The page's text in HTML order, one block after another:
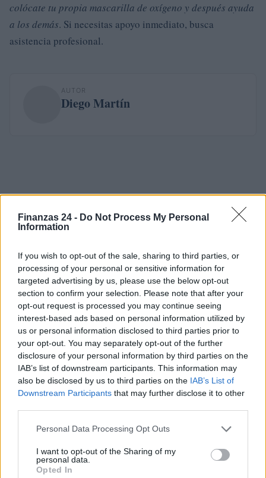
Finanzas 24 - Do Not Process My Personal
Information
If you wish to opt-out of the sale, sharing to third parties, or
processing of your personal or sensitive information for
targeted advertising by us, please use the below opt-out
section to confirm your selection. Please note that after your
opt-out request is processed you may continue seeing
interest-based ads based on personal information utilized by
us or personal information disclosed to third parties prior to
your opt-out. You may separately opt-out of the further
disclosure of your personal information by third parties on the
IAB’s list of downstream participants. This information may
also be disclosed by us to third parties on the IAB’s List of
Downstream Participants that may further disclose it to other
Please note that this website/app uses one or more Google
not limited to your visit or usage behaviour. You may click to
grant or deny consent to Google and its third-party tags to
use your data for below specified purposes in below Google
Personal Data Processing Opt Outs
I want to opt-out of the Sharing of my
personal data.
Opted In
colócate tu propia mascarilla de oxígeno y después ayuda
a los demás. Si necesitas apoyo inmediato, busca
asistencia profesional.
AUTOR
Diego Martín
Sigue leyendo